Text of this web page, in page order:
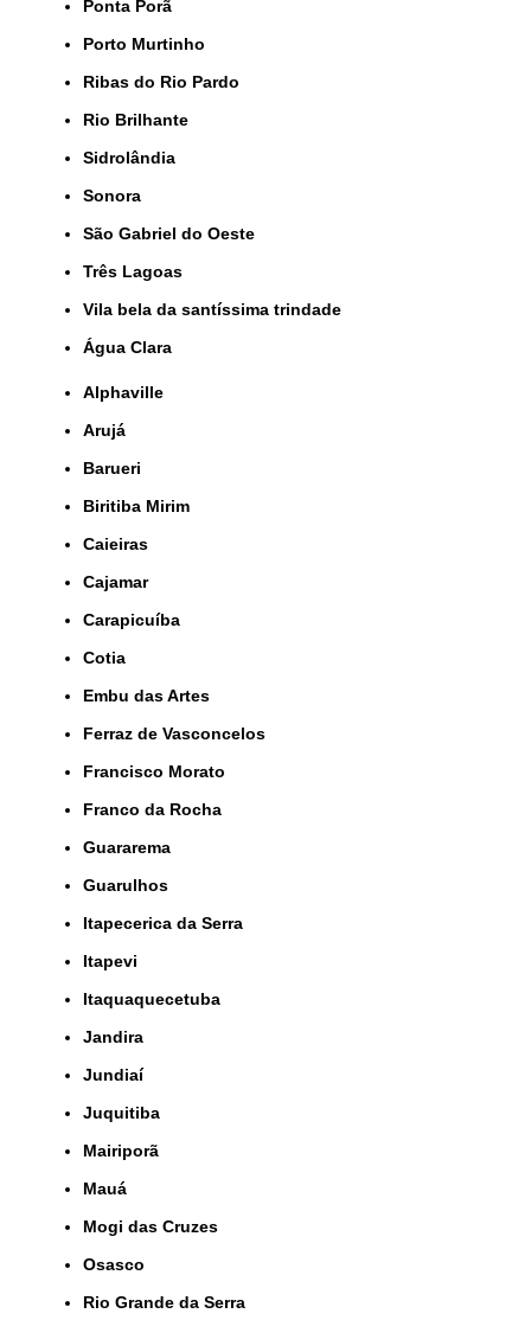
Ponta Porã
Porto Murtinho
Ribas do Rio Pardo
Rio Brilhante
Sidrolândia
Sonora
São Gabriel do Oeste
Três Lagoas
Vila bela da santíssima trindade
Água Clara
Alphaville
Arujá
Barueri
Biritiba Mirim
Caieiras
Cajamar
Carapicuíba
Cotia
Embu das Artes
Ferraz de Vasconcelos
Francisco Morato
Franco da Rocha
Guararema
Guarulhos
Itapecerica da Serra
Itapevi
Itaquaquecetuba
Jandira
Jundiaí
Juquitiba
Mairiporã
Mauá
Mogi das Cruzes
Osasco
Rio Grande da Serra